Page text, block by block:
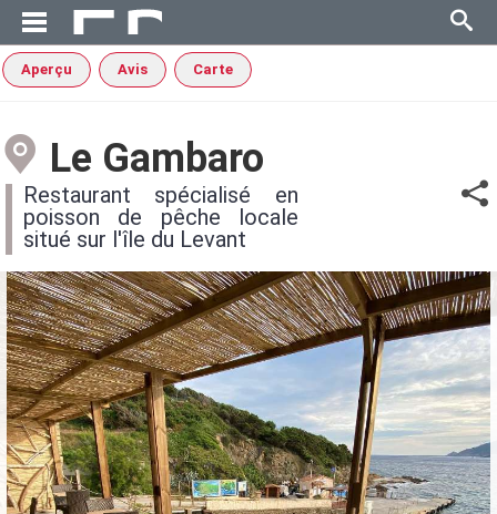
Aperçu Avis Carte
Le Gambaro
Restaurant spécialisé en
poisson de pêche locale
situé sur l'île du Levant